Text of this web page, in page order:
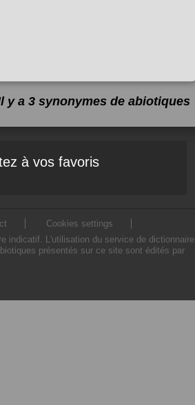
y a 3 synonymes de abiotiques
à vos favoris
Cookies settings
indicatif. L'utilisation du service de dictionnaire
présentés sur ce site sont édités par